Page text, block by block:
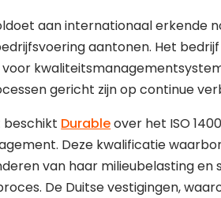
aan internationaal erkende
aantonen. Het
gericht zijn op continue
beschikt Durableover het ISO
Deze kwalificatie
van haar milieubelasting
De Duitse vestigingen,